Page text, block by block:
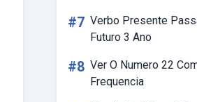
#7 Verbo Presente
Futuro 3 Ano
#8 Ver O Numero 22
Frequencia